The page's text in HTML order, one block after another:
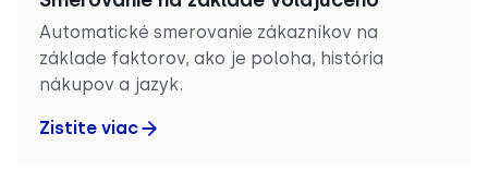
Automatické smerovanie zákazníkov na
základe faktorov, ako je poloha, história
nákupov a jazyk.
Zistite viac